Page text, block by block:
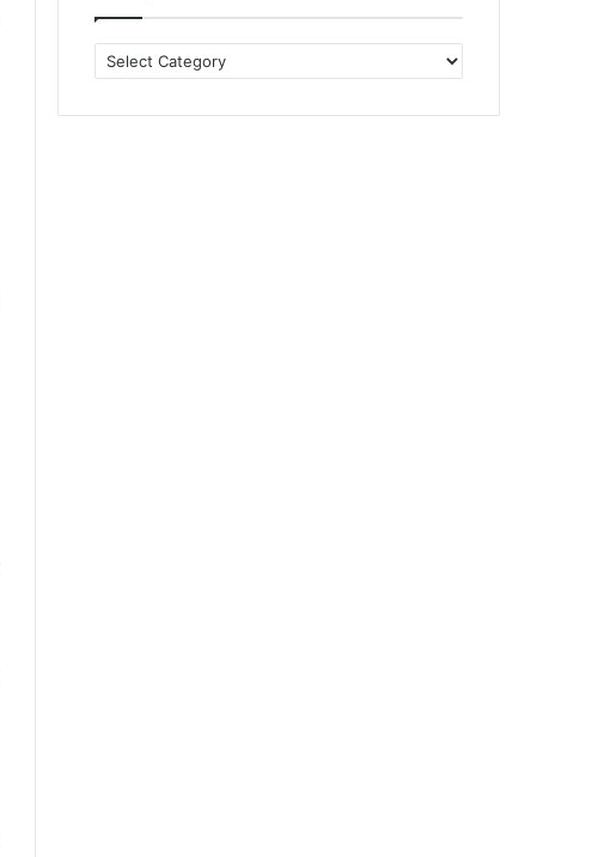
Categories